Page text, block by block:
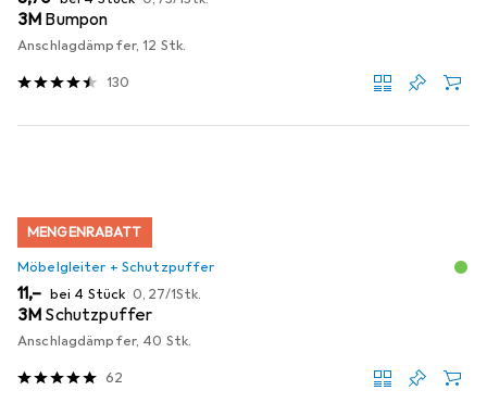
3M Bumpon
Anschlagdämpfer, 12 Stk.
130
MENGENRABATT
Möbelgleiter + Schutzpuffer
EUR
11,– bei 4 Stück EUR
0,27/1Stk.
3M Schutzpuffer
Anschlagdämpfer, 40 Stk.
62